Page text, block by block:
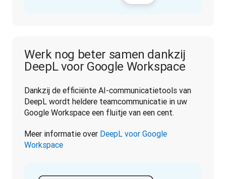
Werk nog beter samen dankzij
DeepL voor Google Workspace
Dankzij de efficiënte AI-communicatietools van
DeepL wordt heldere teamcommunicatie in uw
Google Workspace een fluitje van een cent.
Meer informatie over DeepL voor Google
Workspace